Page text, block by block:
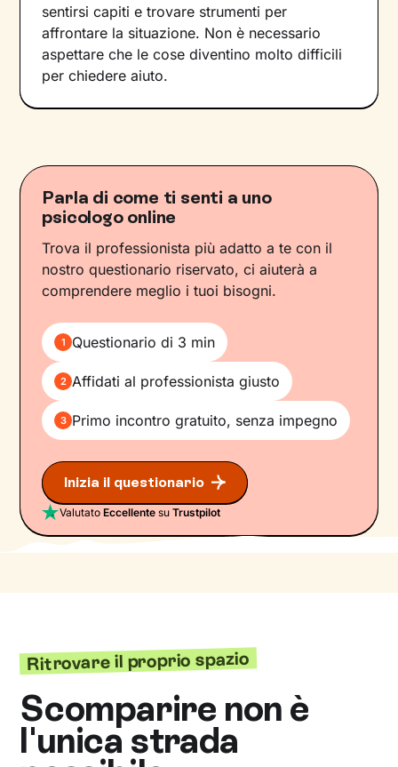
sentirsi capiti e trovare strumenti per
affrontare la situazione. Non è necessario
aspettare che le cose diventino molto difficili
per chiedere aiuto.
Parla di come ti senti a uno
psicologo online
Trova il professionista più adatto a te con il
nostro questionario riservato, ci aiuterà a
comprendere meglio i tuoi bisogni.
1 Questionario di 3 min
2 Affidati al professionista giusto
3 Primo incontro gratuito, senza impegno
Inizia il questionario
ValutatoEccellente suTrustpilot
Ritrovare il proprio spazio
Scomparire non è
l'unica strada